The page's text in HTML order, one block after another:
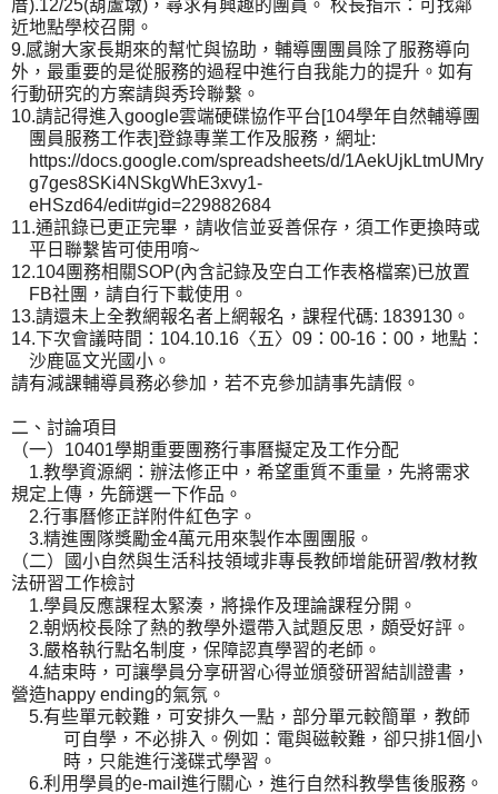
厝).12/25(葫蘆墩) ，尋求有興趣的團員。 校長指示：可找鄰
近地點學校召開。
9.感謝大家長期來的幫忙與協助，輔導團團員除了服務導向
外，最重要的是從服務的過程中進行自我能力的提升。如有
行動研究的方案請與秀玲聯繫。
10.請記得進入google雲端硬碟協作平台[104學年自然輔導團
團員服務工作表]登錄專業工作及服務，網址:
https://docs.google.com/spreadsheets/d/1AekUjkLtmUMry
g7ges8SKi4NSkgWhE3xvy1-
eHSzd64/edit#gid=229882684
11.通訊錄已更正完畢，請收信並妥善保存，須工作更換時或
平日聯繫皆可使用唷~
12.104團務相關SOP(內含記錄及空白工作表格檔案)已放置
FB社團，請自行下載使用。
13.請還未上全教網報名者上網報名，課程代碼: 1839130 。
14.下次會議時間： 104.10.16 〈五〉 09 ： 00-16 ： 00 ，地點：
沙鹿區文光國小。
請有減課輔導員務必參加，若不克參加請事先請假。
二、討論項目
（一） 10401學期重要團務行事曆擬定及工作分配
1.教學資源網：辦法修正中，希望重質不重量，先將需求
規定上傳，先篩選一下作品。
2.行事曆修正詳附件紅色字。
3.精進團隊獎勵金4萬元用來製作本團團服。
（二）國小自然與生活科技領域非專長教師增能研習/教材教
法研習工作檢討
1.學員反應課程太緊湊，將操作及理論課程分開。
2.朝炳校長除了熱的教學外還帶入試題反思，頗受好評。
3.嚴格執行點名制度，保障認真學習的老師。
4.結束時，可讓學員分享研習心得並頒發研習結訓證書，
營造happy ending的氣氛。
5.有些單元較難，可安排久一點，部分單元較簡單，教師
可自學，不必排入。例如：電與磁較難，卻只排1個小
時，只能進行淺碟式學習。
6.利用學員的e-mail 進行關心，進行自然科教學售後服務。